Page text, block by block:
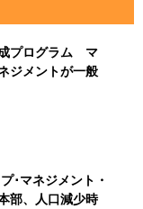
プログラム マ
ジメントが一般
･マネジメント・
部、人口減少時